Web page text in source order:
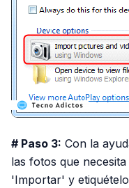
# Paso 3: Con la
las fotos que
'Importar' y